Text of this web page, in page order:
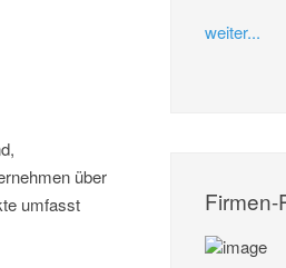
über
umfasst
weiter...
Firmen-